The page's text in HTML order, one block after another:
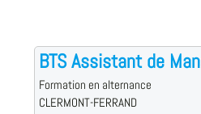
BTS Assistant de
Formation en alternance
CLERMONT-FERRAND